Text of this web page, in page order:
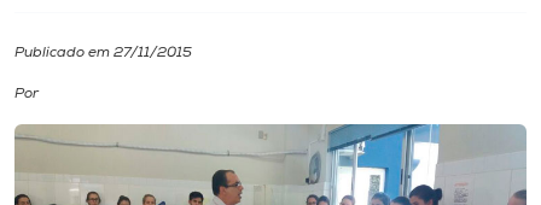
Cultura
Publicado em 27/11/2015
Por